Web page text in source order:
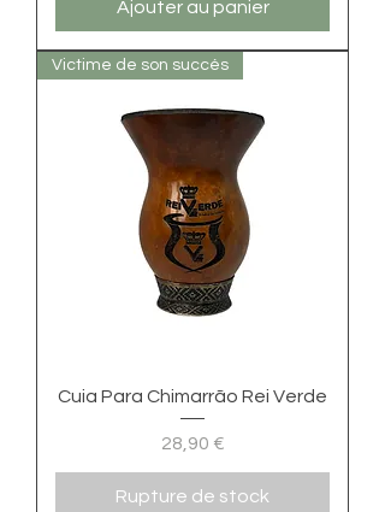
Ajouter au panier
Victime de son succés
Cuia Para Chimarrão Rei Verde
Prix
28,90 €
Rupture de stock